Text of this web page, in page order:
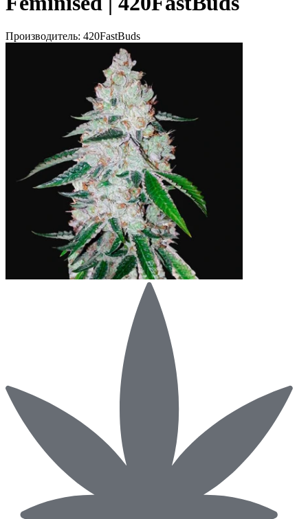
Производитель: 420FastBuds